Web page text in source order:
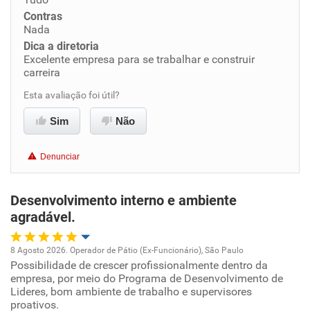
Conciliação com a vida familiar
Benefícios
Contras
Nada
Dica a diretoria
Excelente empresa para se trabalhar e construir
carreira
Esta avaliação foi útil?
Sim Não
Denunciar
Desenvolvimento interno e ambiente
agradável.
Oportunidade de promoção
Ambiente de trabalho
8 Agosto 2026. Operador de Pátio (Ex-Funcionário), São Paulo
Possibilidade de crescer profissionalmente dentro da
empresa, por meio do Programa de Desenvolvimento de
Lideres, bom ambiente de trabalho e supervisores
proativos.